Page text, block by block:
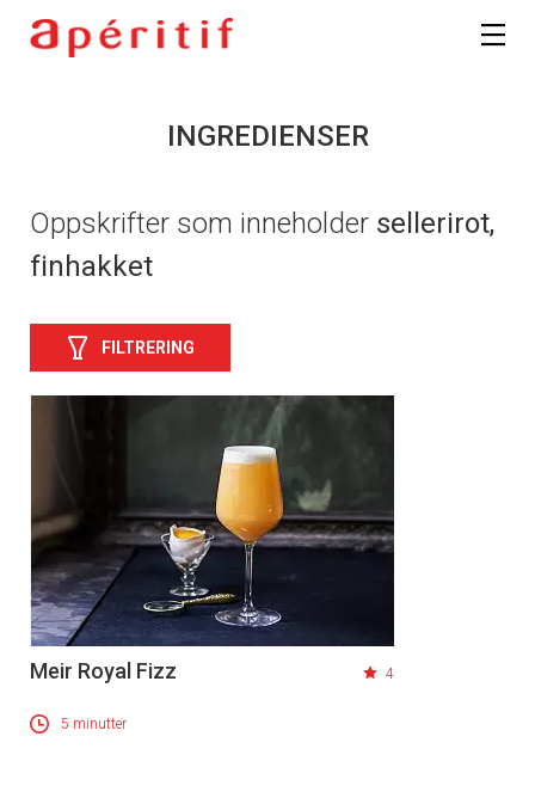
INGREDIENSER
Oppskrifter som inneholder sellerirot,
finhakket
FILTRERING
Meir Royal Fizz 4
5 minutter